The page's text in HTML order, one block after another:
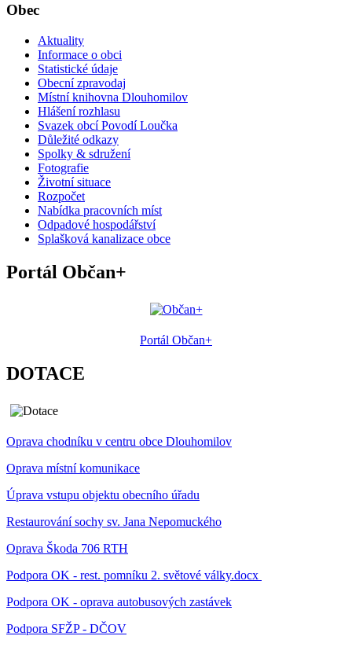
Obec
Aktuality
Informace o obci
Statistické údaje
Obecní zpravodaj
Místní knihovna Dlouhomilov
Hlášení rozhlasu
Svazek obcí Povodí Loučka
Důležité odkazy
Spolky & sdružení
Fotografie
Životní situace
Rozpočet
Nabídka pracovních míst
Odpadové hospodářství
Splašková kanalizace obce
Portál Občan+
Portál Občan+
DOTACE
Oprava chodníku v centru obce Dlouhomilov
Oprava místní komunikace
Úprava vstupu objektu obecního úřadu
Restaurování sochy sv. Jana Nepomuckého
Oprava Škoda 706 RTH
Podpora OK - rest. pomníku 2. světové války.docx
Podpora OK - oprava autobusových zastávek
Podpora SFŽP - DČOV